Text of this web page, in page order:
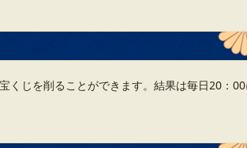
くじを削ることができます。結果は毎日20：00